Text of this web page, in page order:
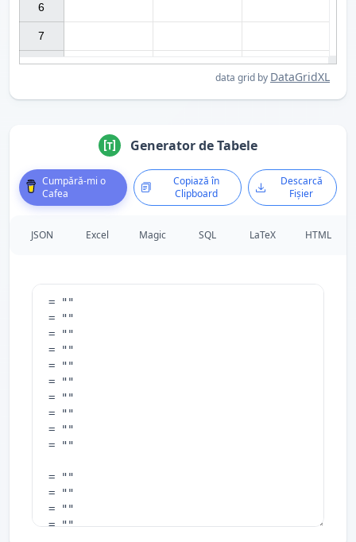
6
7
data grid by DataGridXL
Generator de Tabele
Cumpără-mi o
Cafea
Copiază în
Clipboard
Descarcă
Fișier
JSON Excel Magic SQL LaTeX HTML